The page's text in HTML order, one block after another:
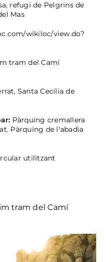
refugi de Pelgrins de
Mas
wikiloc/view.do?
tram del Camí
Santa Cecília de
Pàrquing cremallera
Pàrquing de l'abadia
utilitzant
tram del Camí